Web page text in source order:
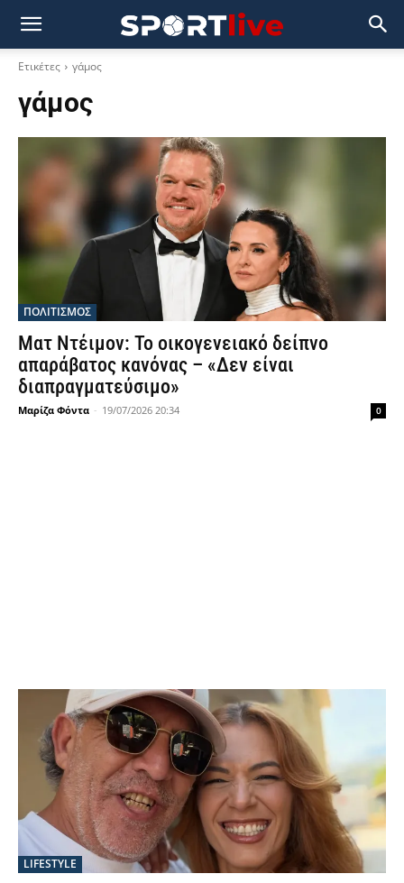
Ετικέτες γάμος
γάμος
ΠΟΛΙΤΙΣΜΟΣ
Ματ Ντέιμον: Το οικογενειακό δείπνο
απαράβατος κανόνας – «Δεν είναι
διαπραγματεύσιμο»
Μαρίζα Φόντα - 19/07/2026 20:34 0
LIFESTYLE